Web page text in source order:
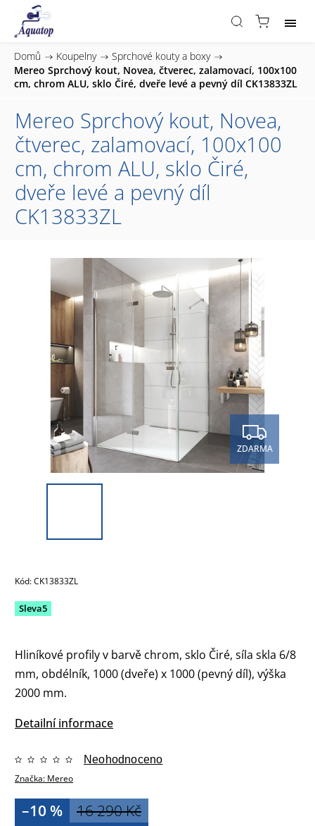
Domů / Koupelny / Sprchové kouty a boxy /
Mereo Sprchový kout, Novea, čtverec, zalamovací, 100x100
cm, chrom ALU, sklo Čiré, dveře levé a pevný díl CK13833ZL
Mereo Sprchový kout, Novea,
čtverec, zalamovací, 100x100
cm, chrom ALU, sklo Čiré,
dveře levé a pevný díl
CK13833ZL
ZDARMA
Kód:CK13833ZL
Sleva5
Hliníkové profily v barvě chrom, sklo Čiré, síla skla 6/8
mm, obdélník, 1000 (dveře) x 1000 (pevný díl), výška
2000 mm.
Detailní informace
Značka: Mereo
Neohodnoceno
16 290 Kč
–10 %